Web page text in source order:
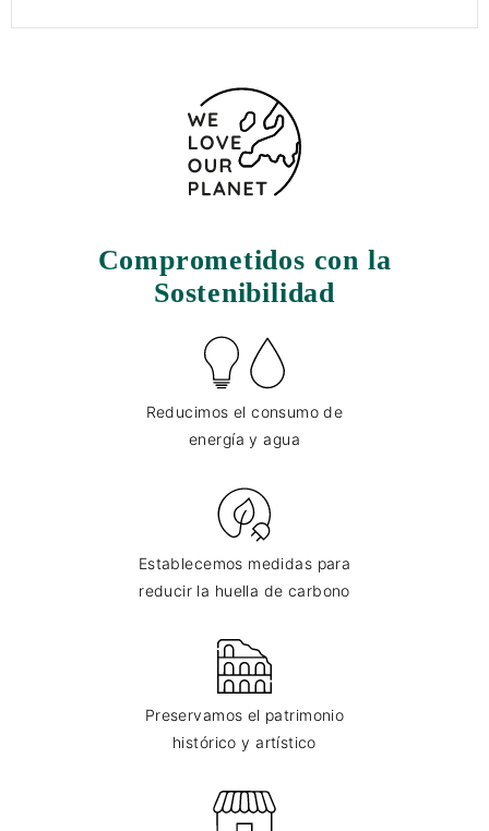
Comprometidos con la
Sostenibilidad
Reducimos el consumo de
energía y agua
Establecemos medidas para
reducir la huella de carbono
Preservamos el patrimonio
histórico y artístico